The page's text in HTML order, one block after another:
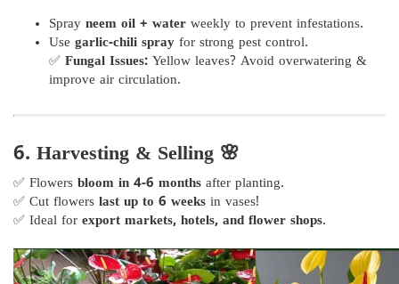
Spray neem oil + water weekly to prevent infestations.
Use garlic-chili spray for strong pest control.
✅ Fungal Issues: Yellow leaves? Avoid overwatering &
improve air circulation.
6. Harvesting & Selling 🌸
✅ Flowers bloom in 4-6 months after planting.
✅ Cut flowers last up to 6 weeks in vases!
✅ Ideal for export markets, hotels, and flower shops.